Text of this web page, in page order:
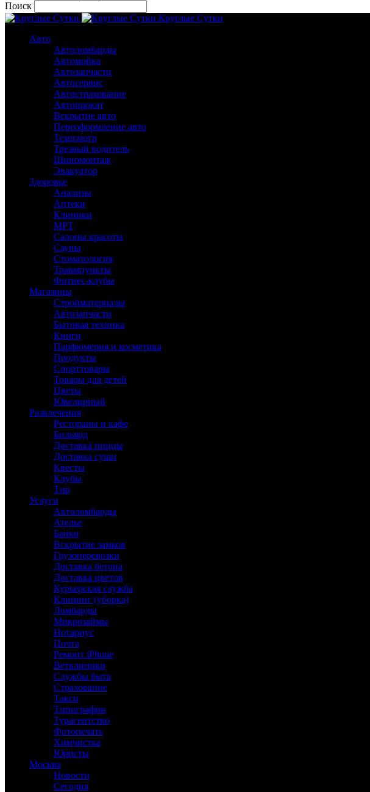
Поиск
Круглые Сутки
Авто
Автоломбарды
Автомойка
Автозапчасти
Автосервис
Автострахование
Автопрокат
Вскрытие авто
Переоформление авто
Техосмотр
Трезвый водитель
Шиномонтаж
Эвакуатор
Здоровье
Анализы
Аптеки
Клиники
МРТ
Салоны красоты
Сауны
Стоматология
Травмпункты
Фитнес-клубы
Магазины
Стройматериалы
Автозапчасти
Бытовая техника
Книги
Парфюмерия и косметика
Продукты
Спорттовары
Товары для детей
Цветы
Ювелирный
Развлечения
Рестораны и кафе
Бильярд
Доставка пиццы
Доставка суши
Квесты
Клубы
Тир
Услуги
Автоломбарды
Ателье
Банки
Вскрытие замков
Грузоперевозки
Доставка бетона
Доставка цветов
Курьерская служба
Клининг (уборка)
Ломбарды
Микрозаймы
Нотариус
Почта
Ремонт iPhone
Ветклиники
Службы быта
Страхование
Такси
Типографии
Турагентство
Фотопечать
Химчистка
Юристы
Москва
Новости
Сегодня